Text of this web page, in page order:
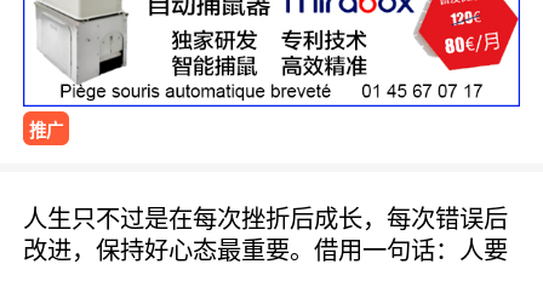
推广
人生只不过是在每次挫折后成长，每次错误后
改进，保持好心态最重要。借用一句话：人要